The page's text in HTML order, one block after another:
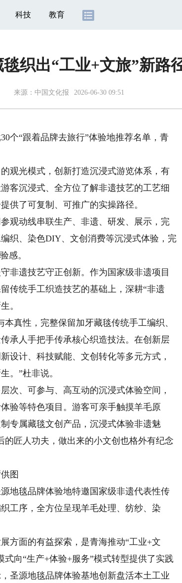
科技 教育
织出“工业+文旅”新路
来源： 中国文化报 2026-06-30 09:51
“跟着品牌去旅行”体验地推荐名单，青
光模式，创新打造沉浸式游览体系，有
客沉浸式、全方位了解非遗技艺的工艺细
供了可复制、可推广的实操路径。
动线串联生产、非遗、研发、展示，完
织、染色DIY、文创消费等沉浸式体验，完
感。
遗技艺守正创新。作为国家级非遗项目
传统手工织造技艺的基础上，深耕“非遗
。
真性，完整保留加牙藏毯传统手工编织、
承人手把手传承核心织造技法。在创新层
设计、科技赋能、文创转化等多元方式，
。”杜非说。
、可参与、高互动的沉浸式体验空间，
验等特色项目。游客可亲手触摸羊毛原
专属藏毯文创产品，沉浸式体验非遗魅
匠人功夫，做出来的小文创也格外有纪念
图
毯品牌体验地特邀国家级非遗代表性传
工序，全方位呈现羊毛处理、纺纱、染
面的有益探索，是青海推动“工业+文
向“生产+体验+服务”模式转型提供了实践
圣源地毯品牌体验基地创新盘活本土工业